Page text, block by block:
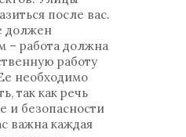
после вас.
должен
– работа должна
работу
необходимо
так как речь
и безопасности
важна каждая